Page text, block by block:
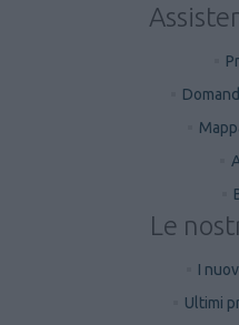
Le
I
Ultimi